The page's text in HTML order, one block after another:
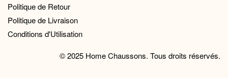
Politique de Retour
Politique de Livraison
Conditions d'Utilisation
© 2025 Home Chaussons. Tous droits réservés.